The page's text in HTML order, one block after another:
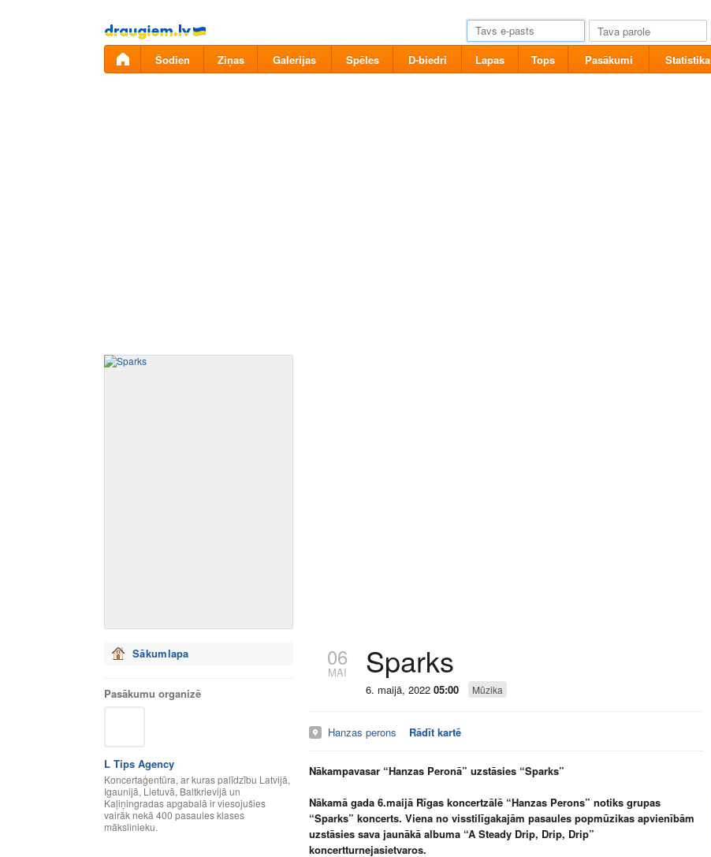
Pāriet
uz
saturu
Šodien Ziņas Galerijas Spēles D-biedri Lapas Tops Pasākumi Statistika
Sākumlapa
Pasākumu organizē
L Tips Agency
Koncertaģentūra, ar kuras palīdzību Latvijā,
Igaunijā, Lietuvā, Baltkrievijā un
Kaļiņingradas apgabalā ir viesojušies
vairāk nekā 400 pasaules klases
mākslinieku.
06
MAI Sparks
6. maijā, 2022 05:00 Mūzika
Hanzas perons Rādīt kartē
Nākampavasar “Hanzas Peronā” uzstāsies “Sparks”
Nākamā gada 6.maijā Rīgas koncertzālē “Hanzas Perons” notiks grupas
“Sparks” koncerts. Viena no visstilīgakajām pasaules popmūzikas apvienībām
uzstāsies sava jaunākā albuma “A Steady Drip, Drip, Drip”
koncertturnejasietvaros.